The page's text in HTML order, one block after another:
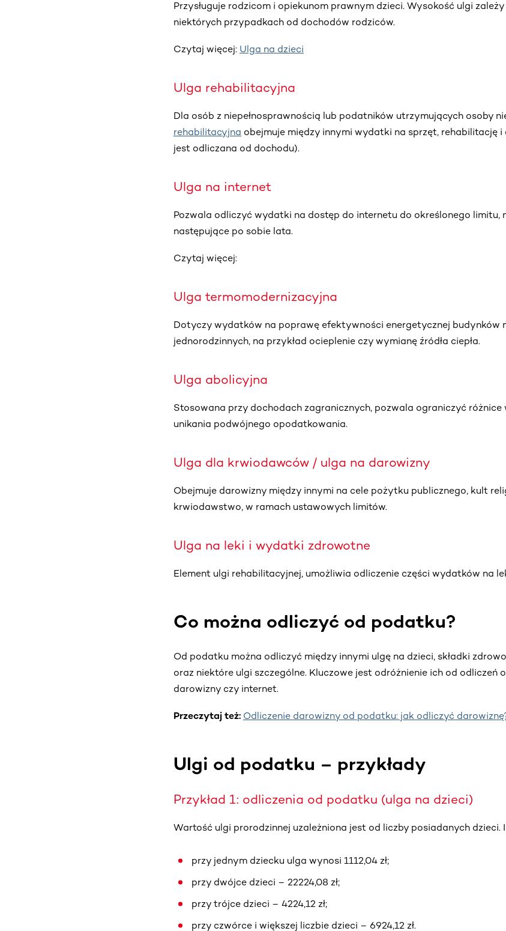
Przysługuje rodzicom i opiekunom prawnym dzieci. Wysokość ulgi
niektórych przypadkach od dochodów rodziców.
Czytaj więcej: Ulga na dzieci
Ulga rehabilitacyjna
Dla osób z niepełnosprawnością lub podatników utrzymujących osoby
rehabilitacyjna obejmuje między innymi wydatki na sprzęt, rehabilitację
jest odliczana od dochodu).
Ulga na internet
Pozwala odliczyć wydatki na dostęp do internetu do określonego limitu,
następujące po sobie lata.
Czytaj więcej:
Ulga termomodernizacyjna
Dotyczy wydatków na poprawę efektywności energetycznej budynków
jednorodzinnych, na przykład ocieplenie czy wymianę źródła ciepła.
Ulga abolicyjna
Stosowana przy dochodach zagranicznych, pozwala ograniczyć różnice
unikania podwójnego opodatkowania.
Ulga dla krwiodawców / ulga na darowizny
Obejmuje darowizny między innymi na cele pożytku publicznego, kult
krwiodawstwo, w ramach ustawowych limitów.
Ulga na leki i wydatki zdrowotne
Element ulgi rehabilitacyjnej, umożliwia odliczenie części wydatków na
Co można odliczyć od podatku?
Od podatku można odliczyć między innymi ulgę na dzieci, składki
oraz niektóre ulgi szczególne. Kluczowe jest odróżnienie ich od odliczeń
darowizny czy internet.
Przeczytaj też: Odliczenie darowizny od podatku: jak odliczyć
Ulgi od podatku – przykłady
Przykład 1: odliczenia od podatku (ulga na dzieci)
Wartość ulgi prorodzinnej uzależniona jest od liczby posiadanych dzieci.
przy jednym dziecku ulga wynosi 1112,04 zł;
przy dwójce dzieci – 22224,08 zł;
przy trójce dzieci – 4224,12 zł;
przy czwórce i większej liczbie dzieci – 6924,12 zł.